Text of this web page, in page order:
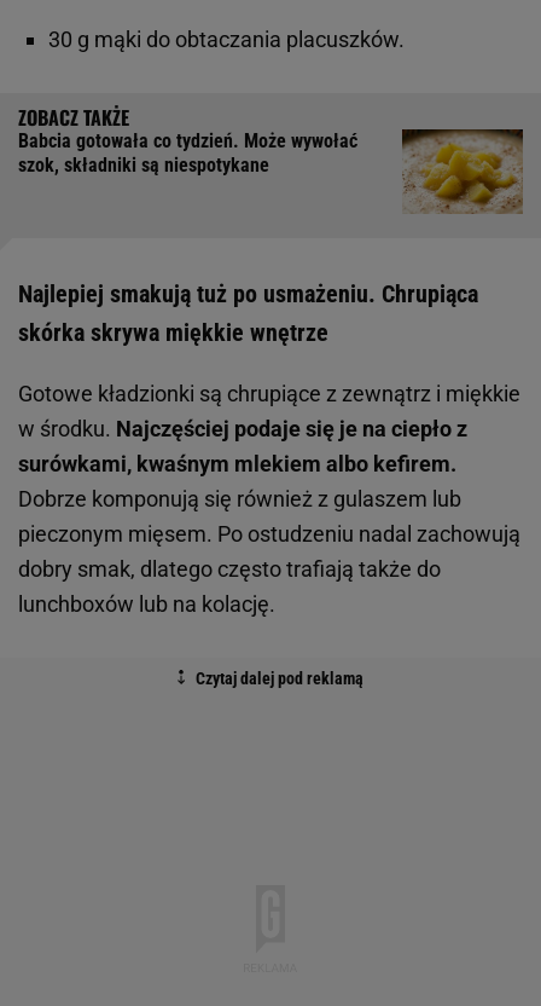
30 g mąki do obtaczania placuszków.
Babcia gotowała co tydzień. Może wywołać
szok, składniki są niespotykane
Najlepiej smakują tuż po usmażeniu. Chrupiąca
skórka skrywa miękkie wnętrze
Gotowe kładzionki są chrupiące z zewnątrz i miękkie
w środku. Najczęściej podaje się je na ciepło z
surówkami, kwaśnym mlekiem albo kefirem.
Dobrze komponują się również z gulaszem lub
pieczonym mięsem. Po ostudzeniu nadal zachowują
dobry smak, dlatego często trafiają także do
lunchboxów lub na kolację.